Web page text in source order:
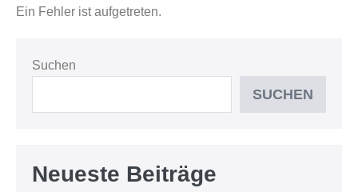
Ein Fehler ist aufgetreten.
Suchen
SUCHEN
Neueste Beiträge